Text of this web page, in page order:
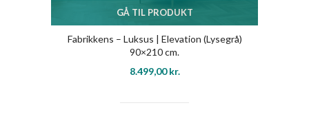
GÅ TIL PRODUKT
Fabrikkens – Luksus | Elevation (Lysegrå)
90×210 cm.
8.499,00kr.